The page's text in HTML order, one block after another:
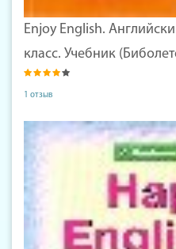
Enjoy English.
класс. Учебник
1 отзыв